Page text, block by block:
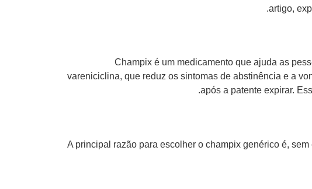
artigo,
Champix é um medicamento que ajuda as
vareniciclina, que reduz os sintomas de abstinência e a
após a patente expirar.
A principal razão para escolher o champix genérico é,